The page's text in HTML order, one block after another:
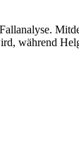
während